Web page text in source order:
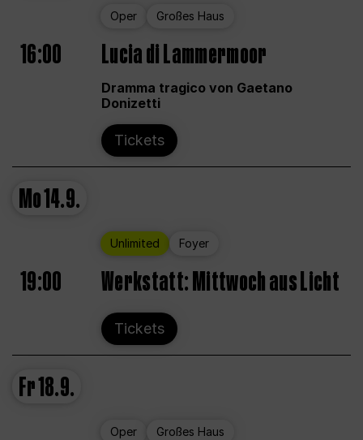
Oper Großes Haus
16:00 Lucia di Lammermoor
Dramma tragico von Gaetano
Donizetti
Tickets
Mo14.9.
Unlimited Foyer
19:00 Werkstatt: Mittwoch aus Licht
Tickets
Fr18.9.
Oper Großes Haus